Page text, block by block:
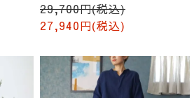
29,700円(税込)
27,940円(税込)